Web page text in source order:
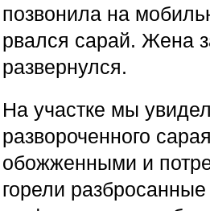
позвонила на
рвался сарай. Жена
развернулся.
На участке мы
развороченного
обожженными и
горели